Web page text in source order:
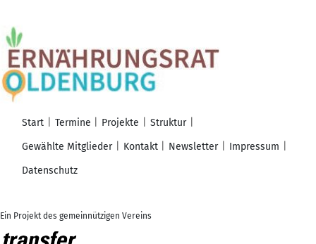
Start Termine Projekte
Struktur
Gewählte Mitglieder
Kontakt Newsletter
Impressum
Datenschutz
Ein Projekt des gemeinnützigen Vereins